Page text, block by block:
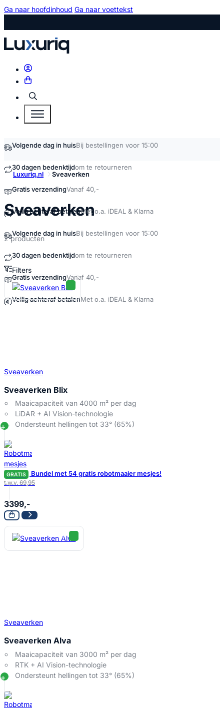
Ga naar hoofdinhoud Ga naar voettekst
Zoeken
Volgende dag in huisBij bestellingen voor 15:00
30 dagen bedenktijdom te retourneren
Gratis verzendingVanaf 40,-
Veilig achteraf betalenMet o.a. iDEAL & Klarna
Volgende dag in huisBij bestellingen voor 15:00
30 dagen bedenktijdom te retourneren
Gratis verzendingVanaf 40,-
Veilig achteraf betalenMet o.a. iDEAL & Klarna
Luxuriq.nl Sveaverken
Sveaverkenkopen
2 producten
Filters
Sveaverken Producten
Sveaverken
Sveaverken Blix
Maaicapaciteit van 4000 m² per dag
LiDAR + AI Vision-technologie
Ondersteunt hellingen tot 33° (65%)
GRATIS Bundel met 54 gratis robotmaaier mesjes!
t.w.v. 69,95
3399,-
Sveaverken
Sveaverken Alva
Maaicapaciteit van 3000 m² per dag
RTK + AI Vision-technologie
Ondersteunt hellingen tot 33° (65%)